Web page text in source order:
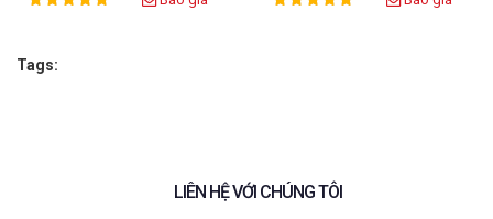
Rating: Rating:
Tags:
LIÊN HỆ VỚI CHÚNG TÔI